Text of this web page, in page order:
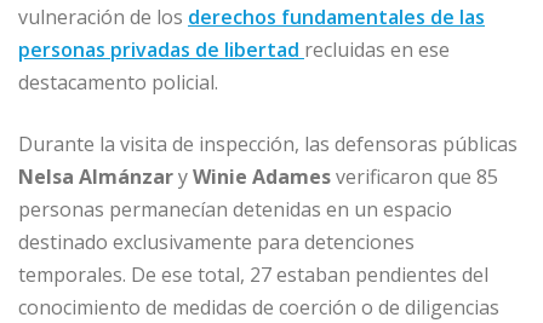
vulneración de los derechos fundamentales de las
personas privadas de libertad recluidas en ese
destacamento policial.
Durante la visita de inspección, las defensoras públicas
Nelsa AlmánzaryWinie Adamesverificaron que 85
personas permanecían detenidas en un espacio
destinado exclusivamente para detenciones
temporales. De ese total, 27 estaban pendientes del
conocimiento de medidas de coerción o de diligencias